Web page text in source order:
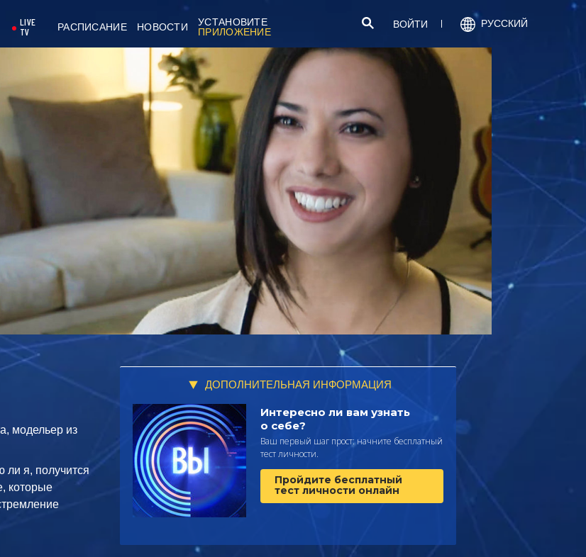
LIVE
TV
РАСПИСАНИЕ НОВОСТИ
УСТАНОВИТЕ
ПРИЛОЖЕНИЕ
ВОЙТИ РУССКИЙ
модельер из
ли я, получится
которые
ДОПОЛНИТЕЛЬНАЯ ИНФОРМАЦИЯ
Интересно ли вам узнать
о себе?
Ваш первый шаг прост: начните бесплатный
тест личности.
Пройдите бесплатный
тест личности онлайн